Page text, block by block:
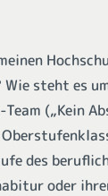
steht es
(„Kein
des
oder